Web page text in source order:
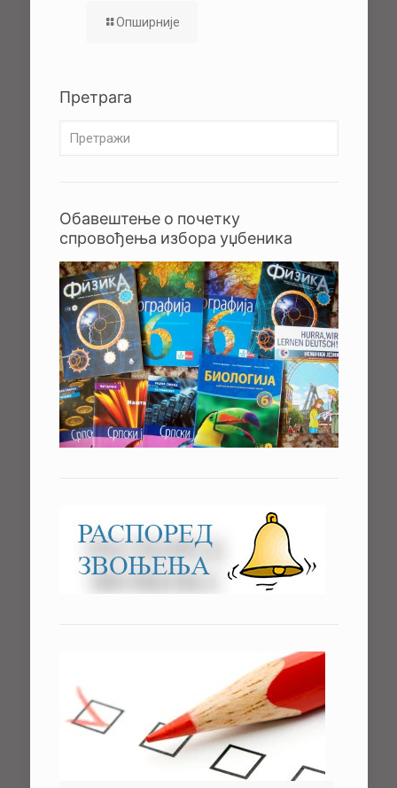
Опширније
Претрага
Обавештење о почетку
спровођења избора уџбеника